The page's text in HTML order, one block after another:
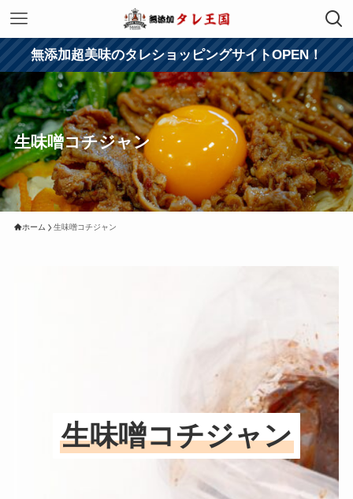
無添加超美味のタレショッピングサイトOPEN！
生味噌コチジャン
ホーム 生味噌コチジャン
生味噌コチジャン